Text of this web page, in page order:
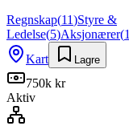
Regnskap(11)Styre &
Ledelse(5)Aksjonærer(1
Kart
Lagre
750k kr
Aktiv